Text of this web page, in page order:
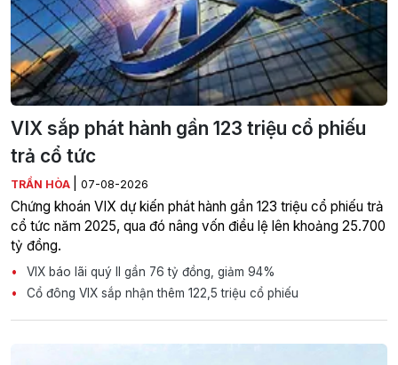
VIX sắp phát hành gần 123 triệu cổ phiếu
trả cổ tức
TRẦN HÒA 07-08-2026
Chứng khoán VIX dự kiến phát hành gần 123 triệu cổ phiếu trả
cổ tức năm 2025, qua đó nâng vốn điều lệ lên khoảng 25.700
tỷ đồng.
VIX báo lãi quý II gần 76 tỷ đồng, giảm 94%
Cổ đông VIX sắp nhận thêm 122,5 triệu cổ phiếu